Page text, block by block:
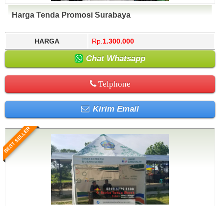
Harga Tenda Promosi Surabaya
HARGA Rp. 1.300.000
Chat Whatsapp
Telphone
Kirim Email
BEST SELLER